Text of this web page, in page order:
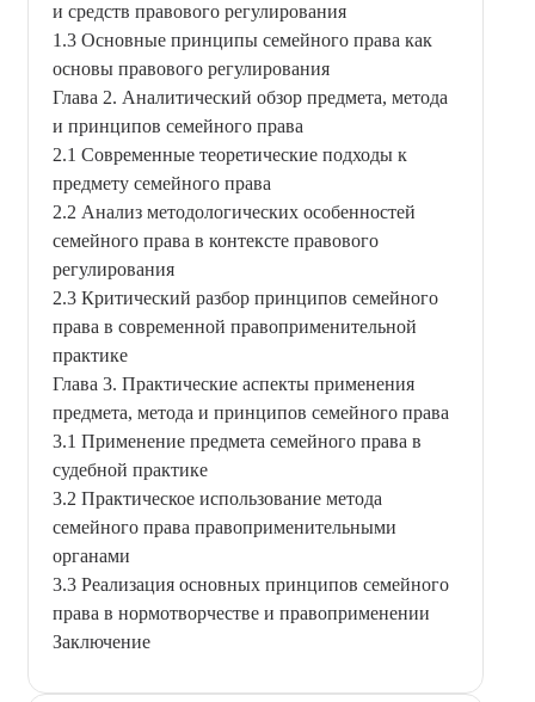
и средств правового регулирования
1.3 Основные принципы семейного права как
основы правового регулирования
Глава 2. Аналитический обзор предмета, метода
и принципов семейного права
2.1 Современные теоретические подходы к
предмету семейного права
2.2 Анализ методологических особенностей
семейного права в контексте правового
регулирования
2.3 Критический разбор принципов семейного
права в современной правоприменительной
практике
Глава 3. Практические аспекты применения
предмета, метода и принципов семейного права
3.1 Применение предмета семейного права в
судебной практике
3.2 Практическое использование метода
семейного права правоприменительными
органами
3.3 Реализация основных принципов семейного
права в нормотворчестве и правоприменении
Заключение